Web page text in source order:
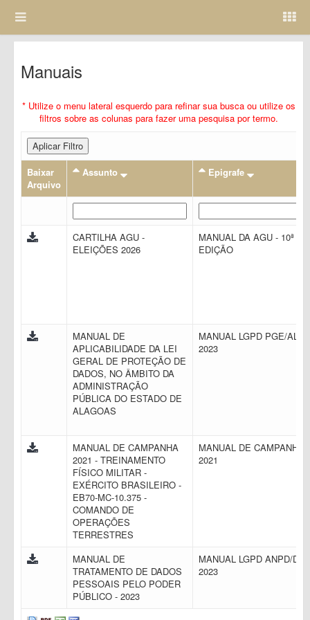
Manuais
* Utilize o menu lateral esquerdo para refinar sua busca ou utilize os
filtros sobre as colunas para fazer uma pesquisa por termo.
Aplicar Filtro
Baixar
Arquivo
Assunto Epigrafe
CARTILHA AGU -
ELEIÇÕES 2026
MANUAL DA AGU - 10ª
EDIÇÃO
MANUAL DE
APLICABILIDADE DA LEI
GERAL DE PROTEÇÃO DE
DADOS, NO ÂMBITO DA
ADMINISTRAÇÃO
PÚBLICA DO ESTADO DE
ALAGOAS
MANUAL LGPD PGE/AL
2023
MANUAL DE CAMPANHA
2021 - TREINAMENTO
FÍSICO MILITAR -
EXÉRCITO BRASILEIRO -
EB70-MC-10.375 -
COMANDO DE
OPERAÇÕES
TERRESTRES
MANUAL DE CAMPANHA
2021
MANUAL DE
TRATAMENTO DE DADOS
PESSOAIS PELO PODER
PÚBLICO - 2023
MANUAL LGPD ANPD/DF
2023